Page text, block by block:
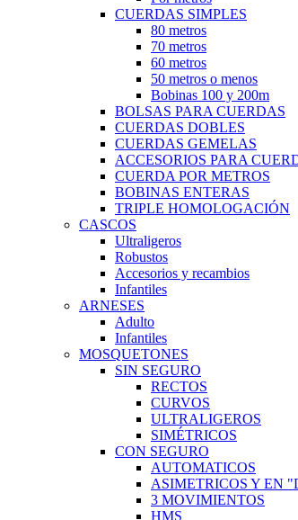
CUERDAS SIMPLES
80 metros
70 metros
60 metros
50 metros o menos
Bobinas 100 y 200m
BOLSAS PARA CUERDAS
CUERDAS DOBLES
CUERDAS GEMELAS
ACCESORIOS PARA
CUERDA POR METROS
BOBINAS ENTERAS
TRIPLE HOMOLOGACIÓN
CASCOS
Ultraligeros
Robustos
Accesorios y recambios
Infantiles
ARNESES
Adulto
Infantiles
MOSQUETONES
SIN SEGURO
RECTOS
CURVOS
ULTRALIGEROS
SIMÉTRICOS
CON SEGURO
AUTOMATICOS
ASIMETRICOS Y EN
3 MOVIMIENTOS
HMS